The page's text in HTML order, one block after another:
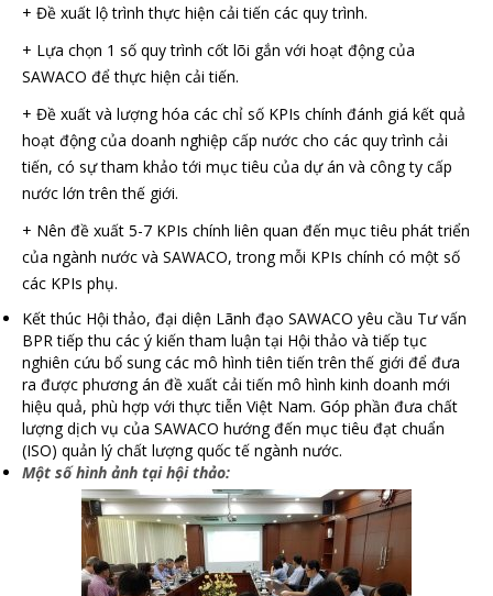
+ Đề xuất lộ trình thực hiện cải tiến các quy trình.
+ Lựa chọn 1 số quy trình cốt lõi gắn với hoạt động của
SAWACO để thực hiện cải tiến.
+ Đề xuất và lượng hóa các chỉ số KPIs chính đánh giá kết quả
hoạt động của doanh nghiệp cấp nước cho các quy trình cải
tiến, có sự tham khảo tới mục tiêu của dự án và công ty cấp
nước lớn trên thế giới.
+ Nên đề xuất 5-7 KPIs chính liên quan đến mục tiêu phát triển
của ngành nước và SAWACO, trong mỗi KPIs chính có một số
các KPIs phụ.
Kết thúc Hội thảo, đại diện Lãnh đạo SAWACO yêu cầu Tư vấn
BPR tiếp thu các ý kiến tham luận tại Hội thảo và tiếp tục
nghiên cứu bổ sung các mô hình tiên tiến trên thế giới để đưa
ra được phương án đề xuất cải tiến mô hình kinh doanh mới
hiệu quả, phù hợp với thực tiễn Việt Nam. Góp phần đưa chất
lượng dịch vụ của SAWACO hướng đến mục tiêu đạt chuẩn
(ISO) quản lý chất lượng quốc tế ngành nước.
Một số hình ảnh tại hội thảo: